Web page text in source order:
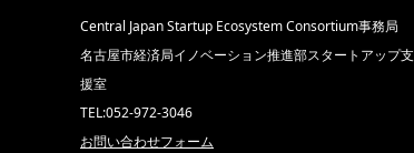
Central Japan Startup Ecosystem Consortium事務局
名古屋市経済局イノベーション推進部スタートアップ支
援室
TEL:052-972-3046
お問い合わせフォーム